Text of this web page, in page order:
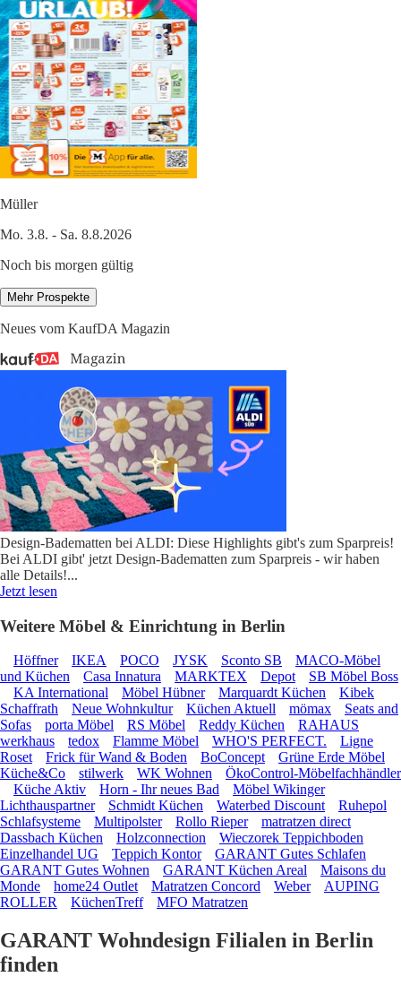
Müller
Mo. 3.8. - Sa. 8.8.2026
Noch bis morgen gültig
Mehr Prospekte
Neues vom KaufDA Magazin
Design-Badematten bei ALDI: Diese Highlights gibt's zum Sparpreis!
Bei ALDI gibt' jetzt Design-Badematten zum Sparpreis - wir haben
alle Details!...
Jetzt lesen
Weitere Möbel & Einrichtung in Berlin
Höffner IKEA POCO JYSK Sconto SB
MACO-Möbel
und Küchen
Casa Innatura MARKTEX Depot
SB Möbel Boss
KA International
Möbel Hübner Marquardt Küchen
Kibek
Schaffrath
Neue Wohnkultur Küchen Aktuell mömax
Seats and
Sofas
porta Möbel RS Möbel Reddy Küchen
RAHAUS
werkhaus
tedox Flamme Möbel WHO'S PERFECT.
Ligne
Roset
Frick für Wand & Boden BoConcept
Grüne Erde Möbel
Küche&Co
stilwerk WK Wohnen
ÖkoControl-Möbelfachhändler
Küche Aktiv
Horn - Ihr neues Bad
Möbel Wikinger
Lichthauspartner
Schmidt Küchen Waterbed Discount
Ruhepol
Schlafsysteme
Multipolster Rollo Rieper
matratzen direct
Dassbach Küchen
Holzconnection
Wieczorek Teppichboden
Einzelhandel UG
Teppich Kontor
GARANT Gutes Schlafen
GARANT Gutes Wohnen
GARANT Küchen Areal
Maisons du
Monde
home24 Outlet Matratzen Concord Weber
AUPING
ROLLER
KüchenTreff MFO Matratzen
GARANT Wohndesign Filialen in Berlin
finden